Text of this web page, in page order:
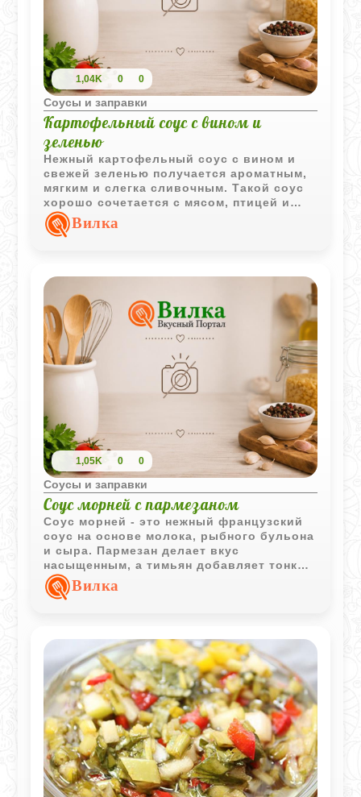
1,04K 0 0
Соусы и заправки
Картофельный соус с вином и
зеленью
Нежный картофельный соус с вином и
свежей зеленью получается ароматным,
мягким и слегка сливочным. Такой соус
хорошо сочетается с мясом, птицей и
овощными блюдами.
Вилка
1,05K 0 0
Соусы и заправки
Соус морней с пармезаном
Соус морней - это нежный французский
соус на основе молока, рыбного бульона
и сыра. Пармезан делает вкус
насыщенным, а тимьян добавляет тонкий
аромат.Вилка